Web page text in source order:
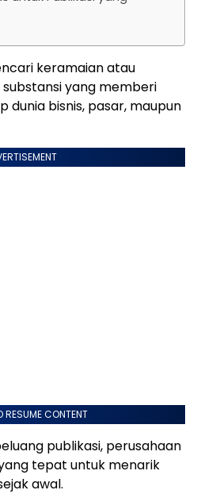
keramaian atau
yang memberi
bisnis, pasar, maupun
RESUME CONTENT
publikasi, perusahaan
tepat untuk menarik
awal.